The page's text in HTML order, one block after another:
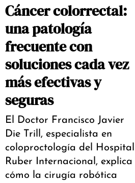
Cáncer colorrectal:
una patología
frecuente con
soluciones cada vez
más efectivas y
seguras
El Doctor Francisco Javier
Die Trill, especialista en
coloproctología del Hospital
Ruber Internacional, explica
cómo la cirugía robótica